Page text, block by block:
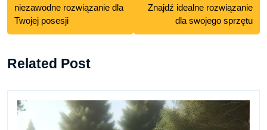
niezawodne rozwiązanie dla
Twojej posesji
Znajdź idealne rozwiązanie
dla swojego sprzętu
Related Post